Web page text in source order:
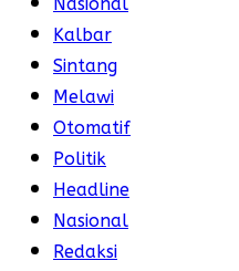
Kalbar
Sintang
Melawi
Otomatif
Politik
Headline
Nasional
Redaksi